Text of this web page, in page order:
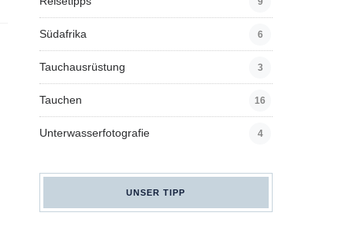
Südafrika 6
Tauchausrüstung 3
Tauchen 16
Unterwasserfotografie 4
UNSER TIPP